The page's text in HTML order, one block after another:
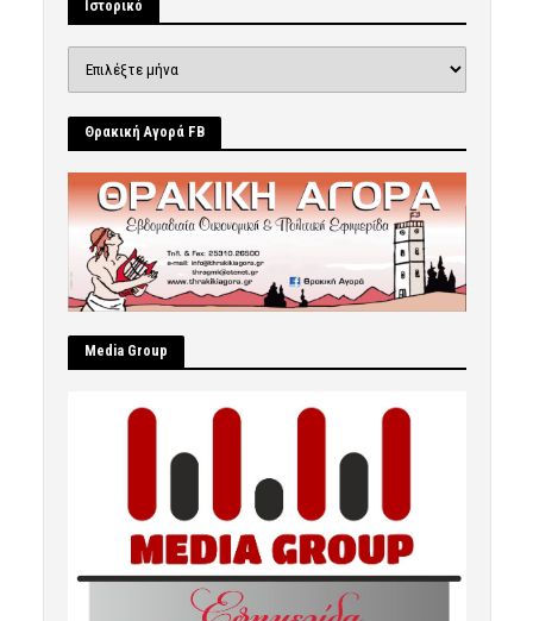
Ιστορικό
Θρακική Αγορά FB
Μedia Group